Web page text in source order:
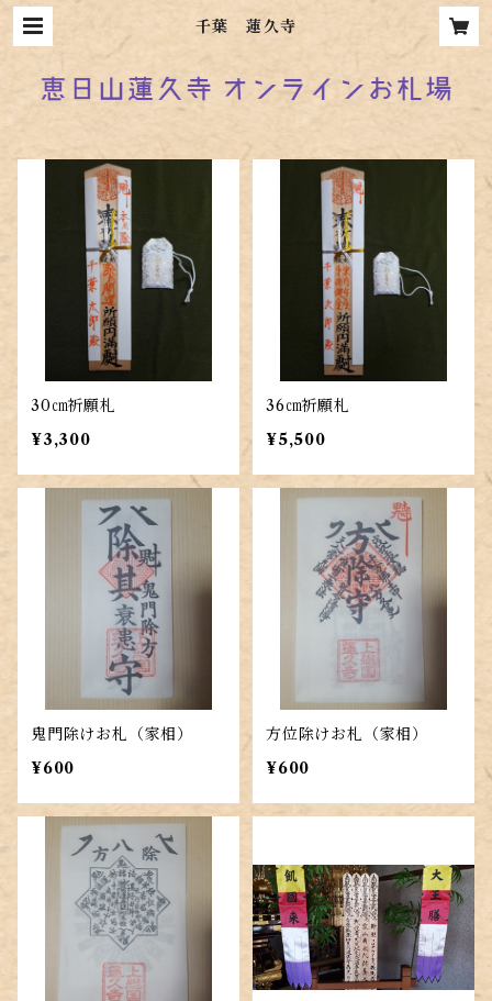
千葉 蓮久寺
30㎝祈願札
¥3,300
36㎝祈願札
¥5,500
鬼門除けお札（家相）
¥600
方位除けお札（家相）
¥600